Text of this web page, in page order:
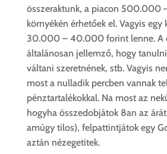
összeraktunk, a piacon
környékén érhetőek el. Vagyis egy
30.000 – 40.000 forint lenne. A
általánosan jellemző, hogy
váltani szeretnének, stb. Vagyis
most a nulladik percben vannak
pénztartalékokkal. Na most az
hogyha összedobjátok 8an az
amúgy tilos), felpattintjátok egy
aztán nézegetitek.